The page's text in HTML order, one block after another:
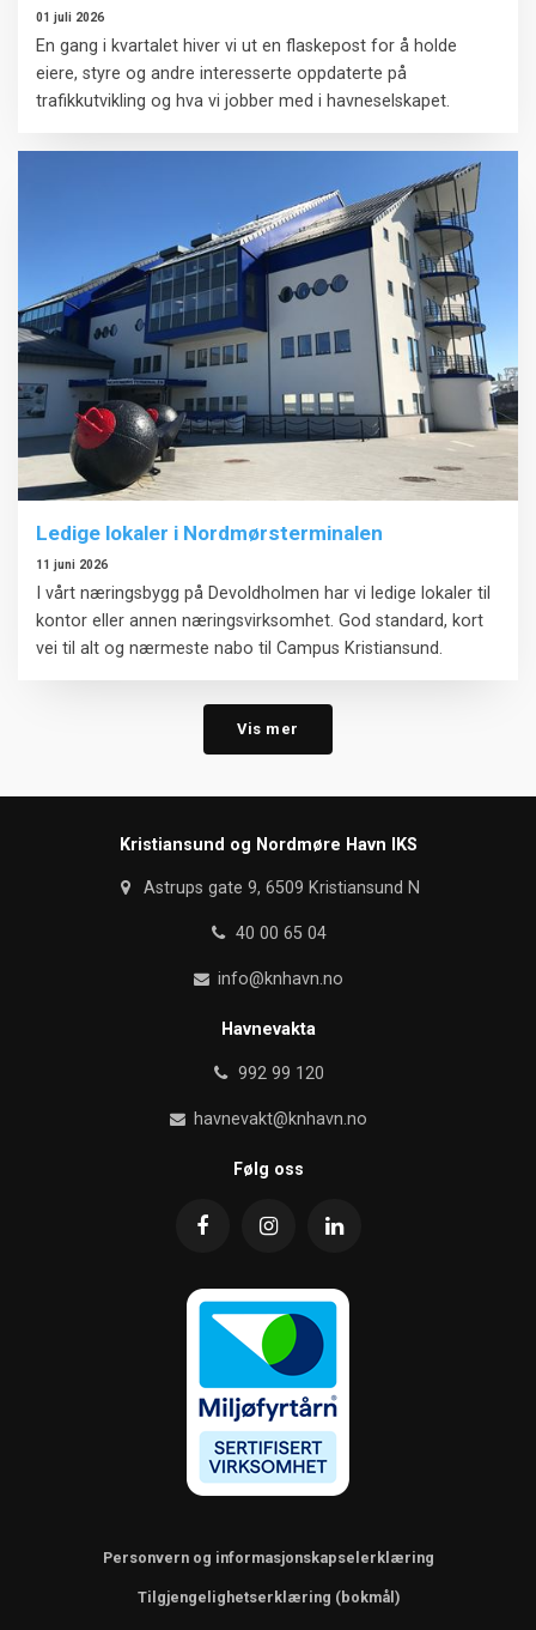
01 juli 2026
En gang i kvartalet hiver vi ut en flaskepost for å holde
eiere, styre og andre interesserte oppdaterte på
trafikkutvikling og hva vi jobber med i havneselskapet.
Ledige lokaler i Nordmørsterminalen
11 juni 2026
I vårt næringsbygg på Devoldholmen har vi ledige lokaler til
kontor eller annen næringsvirksomhet. God standard, kort
vei til alt og nærmeste nabo til Campus Kristiansund.
Vis mer
Kristiansund og Nordmøre Havn IKS
Astrups gate 9, 6509 Kristiansund N
40 00 65 04
info@knhavn.no
Havnevakta
992 99 120
havnevakt@knhavn.no
Følg oss
Personvern og informasjonskapselerklæring
Tilgjengelighetserklæring (bokmål)